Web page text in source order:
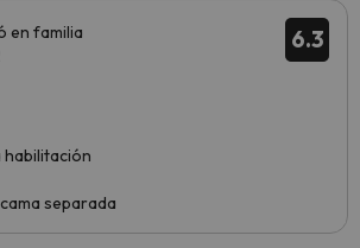
6.3
en familia
habilitación
separada